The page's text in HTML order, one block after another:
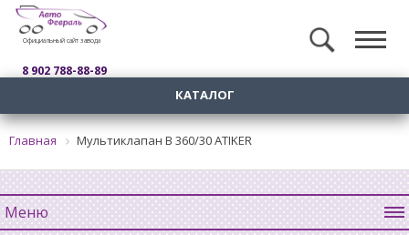
Официальный сайт завода
8 902 788-88-89
КАТАЛОГ
Главная Мультиклапан B 360/30 ATIKER
Меню